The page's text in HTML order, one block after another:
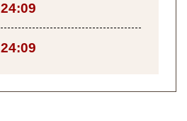
24:09
24:09